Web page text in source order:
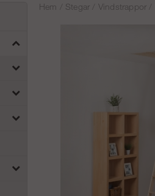
Hem Stegar Vindstrappor